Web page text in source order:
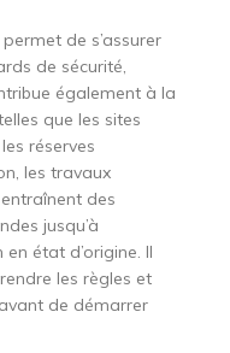
de s’assurer
de sécurité,
également à la
que les sites
réserves
les travaux
des
jusqu’à
état d’origine. Il
les règles et
de démarrer